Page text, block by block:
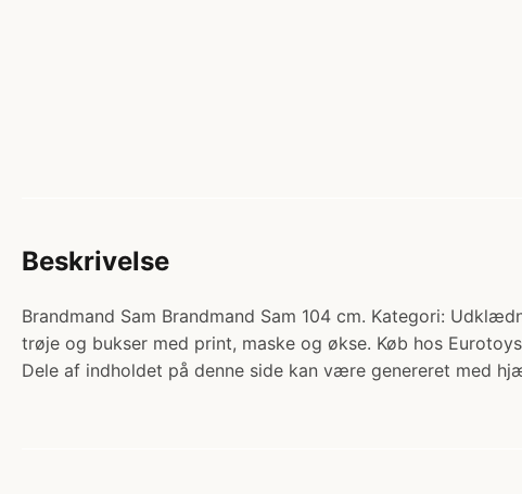
Beskrivelse
Brandmand Sam Brandmand Sam 104 cm. Kategori:
trøje og bukser med print, maske og økse. Køb hos
Dele af indholdet på denne side kan være genereret med